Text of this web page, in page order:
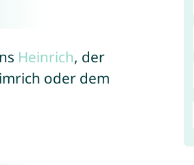
Heinrich, der
oder dem